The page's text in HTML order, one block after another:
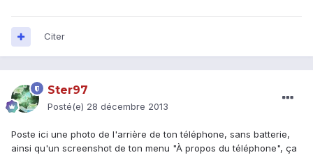
Citer
Ster97
Posté(e) 28 décembre 2013
Poste ici une photo de l'arrière de ton téléphone, sans batterie,
ainsi qu'un screenshot de ton menu "À propos du téléphone", ça